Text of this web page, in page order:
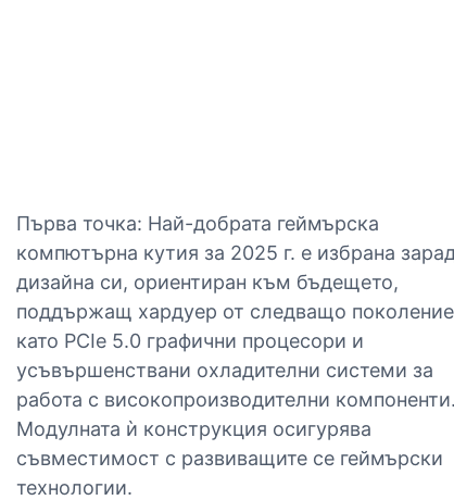
Първа точка: Най-добрата геймърска
компютърна кутия за 2025 г. е избрана
дизайна си, ориентиран към бъдещето,
поддържащ хардуер от следващо
като PCIe 5.0 графични процесори и
усъвършенствани охладителни системи за
работа с високопроизводителни компоненти.
Модулната ѝ конструкция осигурява
съвместимост с развиващите се геймърски
технологии.